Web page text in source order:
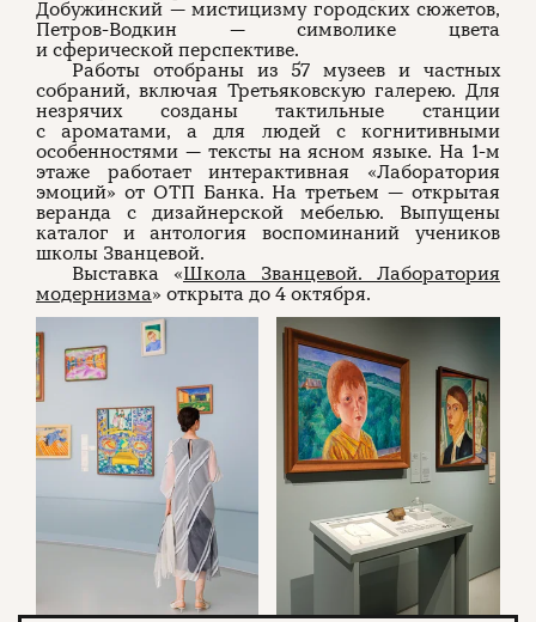
Добужинский — мистицизму городских сюжетов,
Петров-Водкин — символике цвета
и сферической перспективе.
Работы отобраны из 57 музеев и частных
собраний, включая Третьяковскую галерею. Для
незрячих созданы тактильные станции
с ароматами, а для людей с когнитивными
особенностями — тексты на ясном языке. На 1-м
этаже работает интерактивная «Лаборатория
эмоций» от ОТП Банка. На третьем — открытая
веранда с дизайнерской мебелью. Выпущены
каталог и антология воспоминаний учеников
школы Званцевой.
Выставка «Школа Званцевой. Лаборатория
модернизма» открыта до 4 октября.